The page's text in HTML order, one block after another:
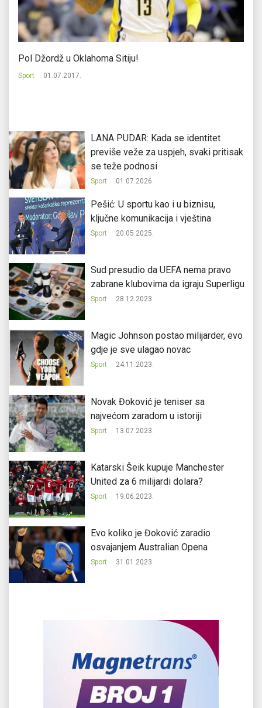
Pol Džordž u Oklahoma Sitiju!
Sport 01.07.2017.
LANA PUDAR: Kada se identitet
previše veže za uspjeh, svaki pritisak
se teže podnosi
Sport 01.07.2026.
Pešić: U sportu kao i u biznisu,
ključne komunikacija i vještina
Sport 20.05.2025.
Sud presudio da UEFA nema pravo
zabrane klubovima da igraju Superligu
Sport 28.12.2023.
Magic Johnson postao milijarder, evo
gdje je sve ulagao novac
Sport 24.11.2023.
Novak Đoković je teniser sa
najvećom zaradom u istoriji
Sport 13.07.2023.
Katarski Šeik kupuje Manchester
United za 6 milijardi dolara?
Sport 19.06.2023.
Evo koliko je Đoković zaradio
osvajanjem Australian Opena
Sport 31.01.2023.